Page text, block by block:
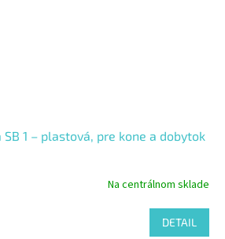
1 – plastová, pre kone a dobytok
Na centrálnom sklade
DETAIL